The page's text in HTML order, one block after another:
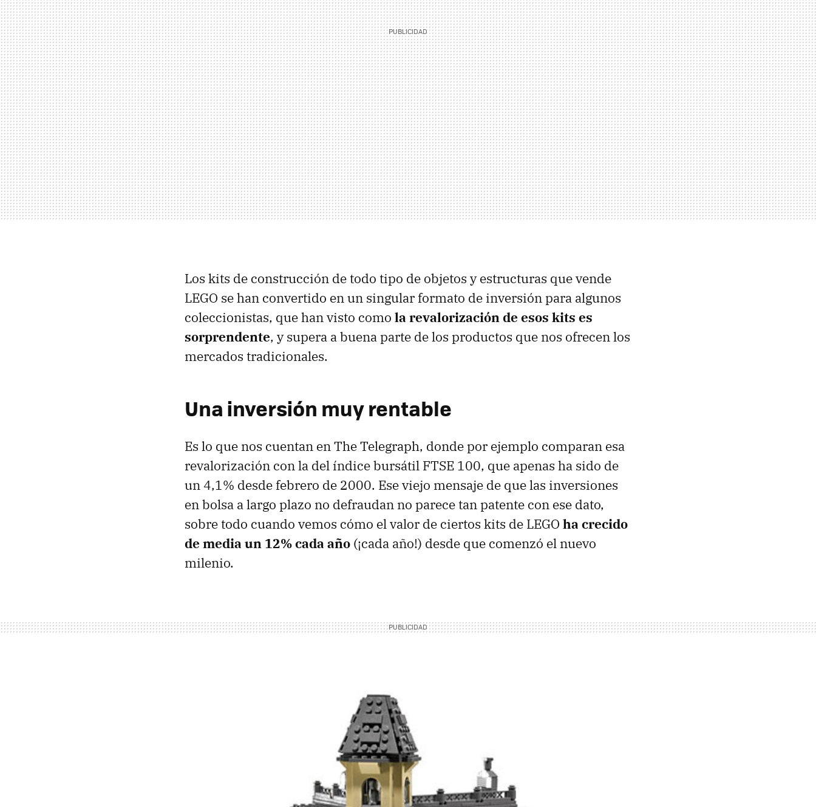
Los kits de construcción de todo tipo de objetos y estructuras que vende
LEGO se han convertido en un singular formato de inversión para algunos
coleccionistas, que han visto como la revalorización de esos kits es
sorprendente, y supera a buena parte de los productos que nos ofrecen los
mercados tradicionales.
Una inversión muy rentable
Es lo que nos cuentan en The Telegraph, donde por ejemplo comparan esa
revalorización con la del índice bursátil FTSE 100, que apenas ha sido de
un 4,1% desde febrero de 2000. Ese viejo mensaje de que las inversiones
en bolsa a largo plazo no defraudan no parece tan patente con ese dato,
sobre todo cuando vemos cómo el valor de ciertos kits de LEGO ha crecido
de media un 12% cada año (¡cada año!) desde que comenzó el nuevo
milenio.